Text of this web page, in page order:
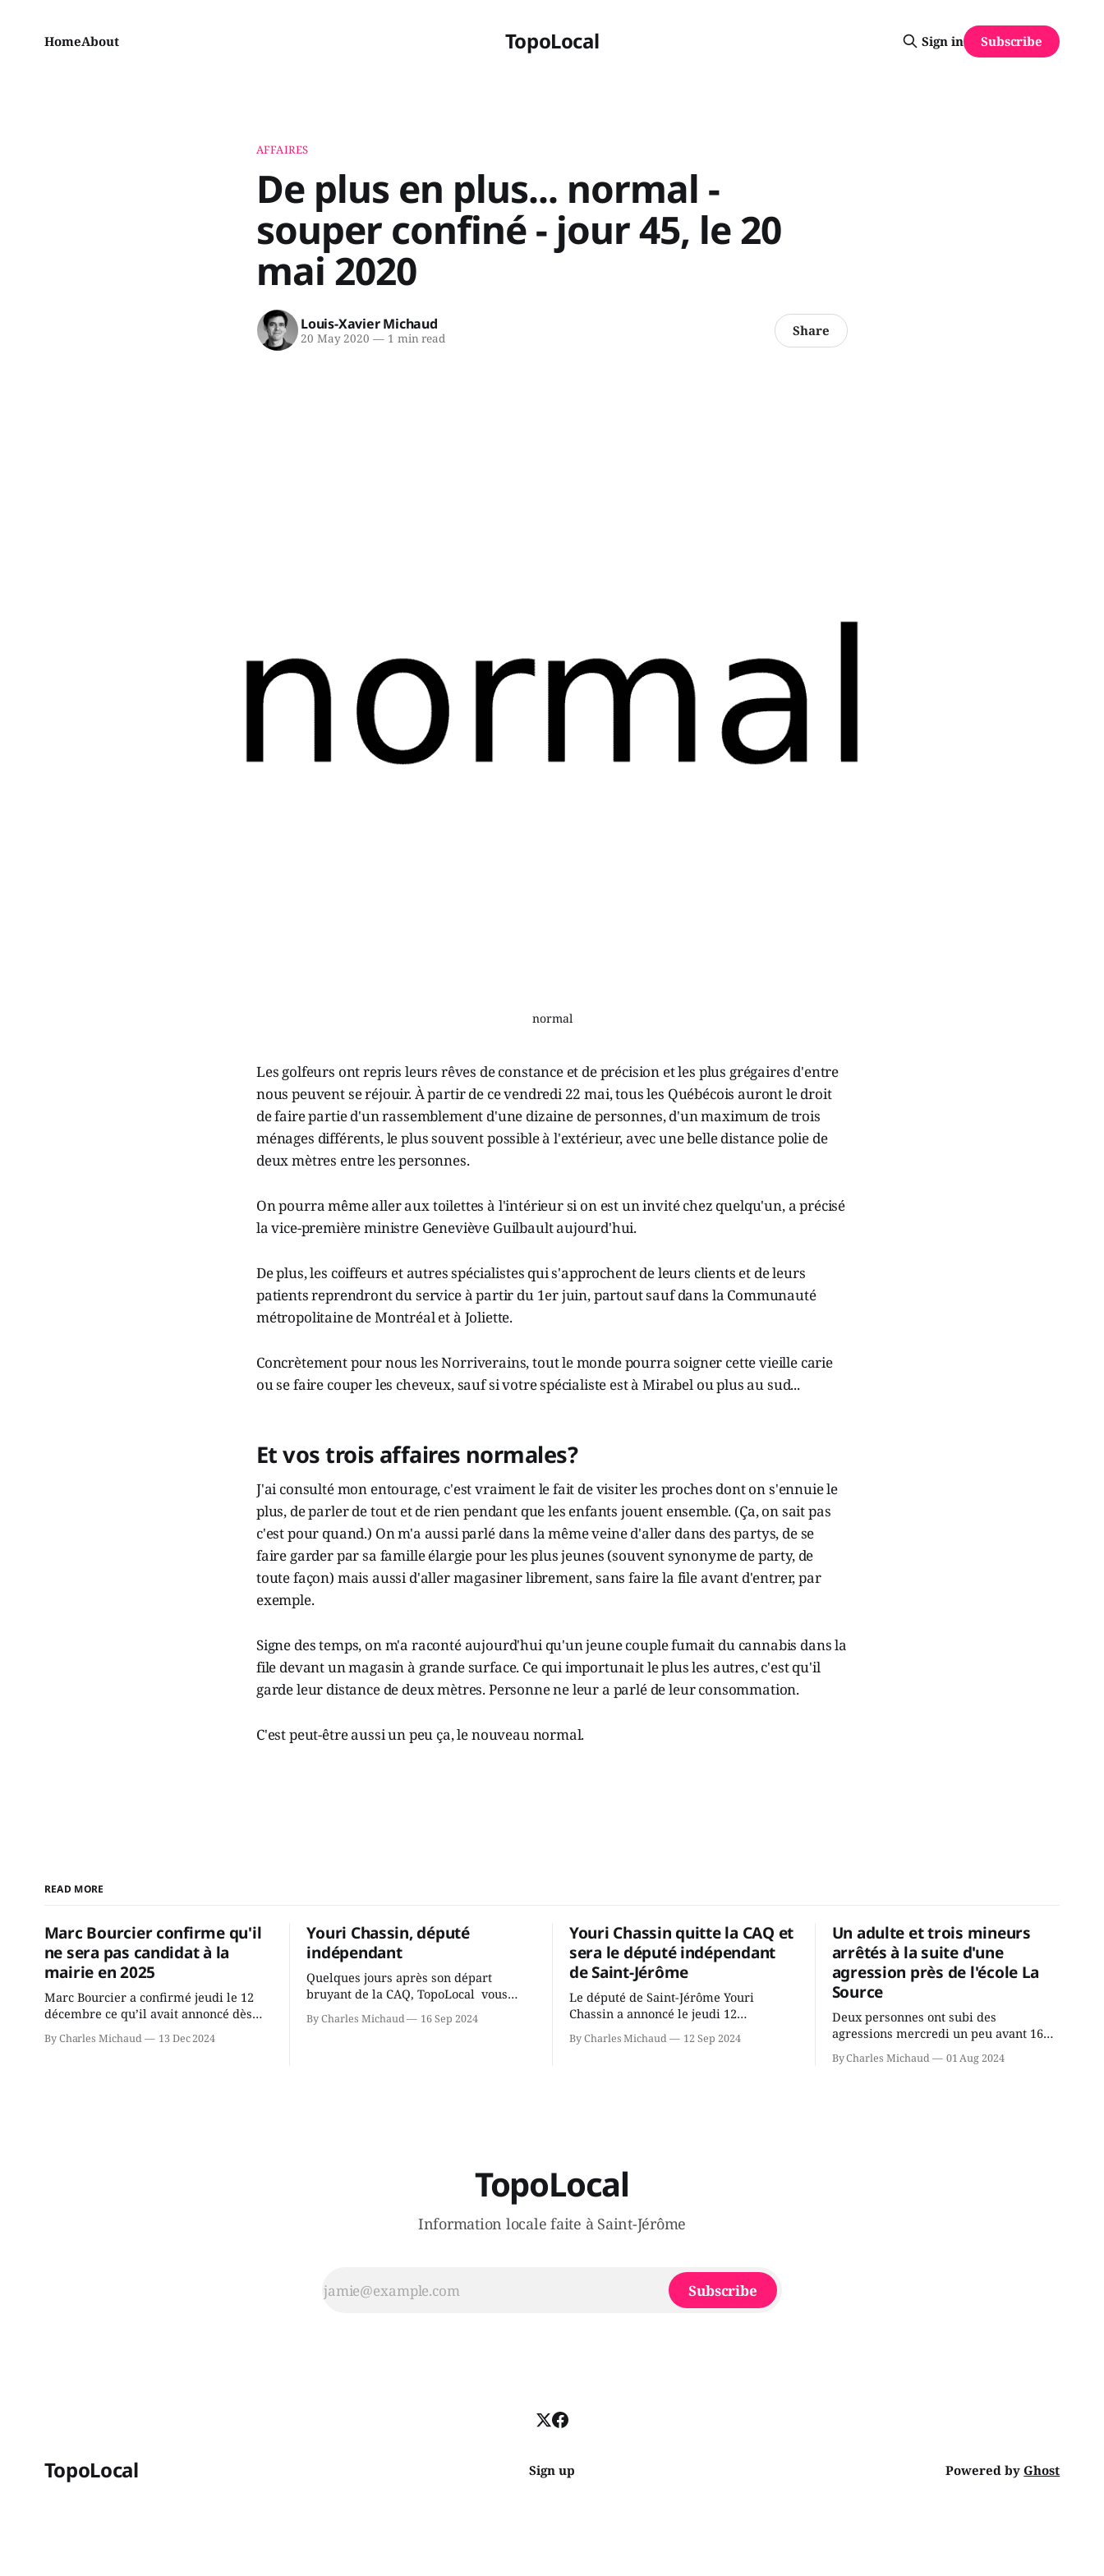
TopoLocal
HomeAbout Sign in Subscribe
AFFAIRES
De plus en plus... normal -
souper confiné - jour 45, le 20
mai 2020
Louis-Xavier Michaud
20 May 2020 —1 min read Share
normal
Les golfeurs ont repris leurs rêves de constance et de précision et les plus grégaires d'entre
nous peuvent se réjouir. À partir de ce vendredi 22 mai, tous les Québécois auront le droit
de faire partie d'un rassemblement d'une dizaine de personnes, d'un maximum de trois
ménages différents, le plus souvent possible à l'extérieur, avec une belle distance polie de
deux mètres entre les personnes.
On pourra même aller aux toilettes à l'intérieur si on est un invité chez quelqu'un, a précisé
la vice-première ministre Geneviève Guilbault aujourd'hui.
De plus, les coiffeurs et autres spécialistes qui s'approchent de leurs clients et de leurs
patients reprendront du service à partir du 1er juin, partout sauf dans la Communauté
métropolitaine de Montréal et à Joliette.
Concrètement pour nous les Norriverains, tout le monde pourra soigner cette vieille carie
ou se faire couper les cheveux, sauf si votre spécialiste est à Mirabel ou plus au sud...
Et vos trois affaires normales?
J'ai consulté mon entourage, c'est vraiment le fait de visiter les proches dont on s'ennuie le
plus, de parler de tout et de rien pendant que les enfants jouent ensemble. (Ça, on sait pas
c'est pour quand.) On m'a aussi parlé dans la même veine d'aller dans des partys, de se
faire garder par sa famille élargie pour les plus jeunes (souvent synonyme de party, de
toute façon) mais aussi d'aller magasiner librement, sans faire la file avant d'entrer, par
exemple.
Signe des temps, on m'a raconté aujourd'hui qu'un jeune couple fumait du cannabis dans la
file devant un magasin à grande surface. Ce qui importunait le plus les autres, c'est qu'il
garde leur distance de deux mètres. Personne ne leur a parlé de leur consommation.
C'est peut-être aussi un peu ça, le nouveau normal.
READ MORE
Marc Bourcier confirme qu'il
ne sera pas candidat à la
mairie en 2025
Marc Bourcier a confirmé jeudi le 12
décembre ce qu’il avait annoncé dès
mandat à titre de maire de Saint-
By Charles Michaud 13 Dec 2024
Youri Chassin, député
indépendant
Quelques jours après son départ
bruyant de la CAQ, TopoLocal vous
Chassin. Nous avons causé de sa
By Charles Michaud 16 Sep 2024
Youri Chassin quitte la CAQ et
sera le député indépendant
de Saint-Jérôme
Le député de Saint-Jérôme Youri
Chassin a annoncé le jeudi 12
Coalition Avenir Québec de François
By Charles Michaud 12 Sep 2024
Un adulte et trois mineurs
arrêtés à la suite d'une
agression près de l'école La
Source
Deux personnes ont subi des
agressions mercredi un peu avant 16h
Source dans le secteur Bellefeuille de
By Charles Michaud 01 Aug 2024
TopoLocal
Information locale faite à Saint-Jérôme
Subscribe
TopoLocal Sign up Powered byGhost